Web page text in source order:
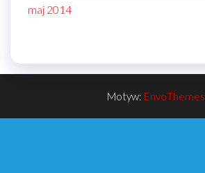
maj 2014
Motyw: EnvoThemes